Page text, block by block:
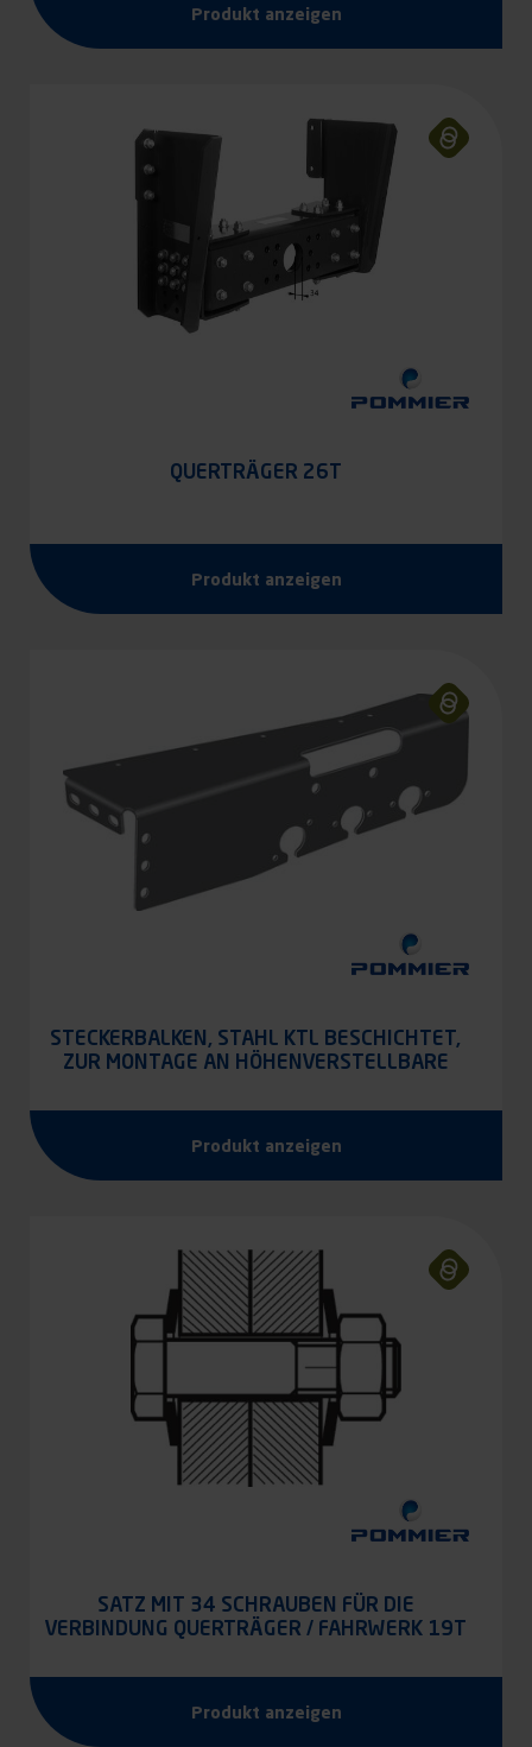
Produkt anzeigen
QUERTRÄGER 26T
Produkt anzeigen
STECKERBALKEN, STAHL KTL BESCHICHTET,
ZUR MONTAGE AN HÖHENVERSTELLBARE
Produkt anzeigen
SATZ MIT 34 SCHRAUBEN FÜR DIE
VERBINDUNG QUERTRÄGER / FAHRWERK 19T
Produkt anzeigen